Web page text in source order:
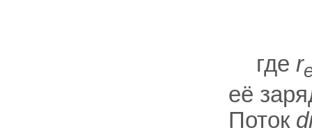
где r
её
Поток